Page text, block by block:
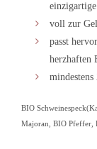
voll zur
passt
herzhaften
BIO
Majoran, BIO Pfeffer,